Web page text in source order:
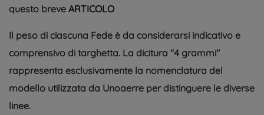
questo breve ARTICOLO
Il peso di ciascuna Fede è da considerarsi indicativo e
comprensivo di targhetta. La dicitura ''4 grammi''
rappresenta esclusivamente la nomenclatura del
modello utilizzata da Unoaerre per distinguere le diverse
linee.